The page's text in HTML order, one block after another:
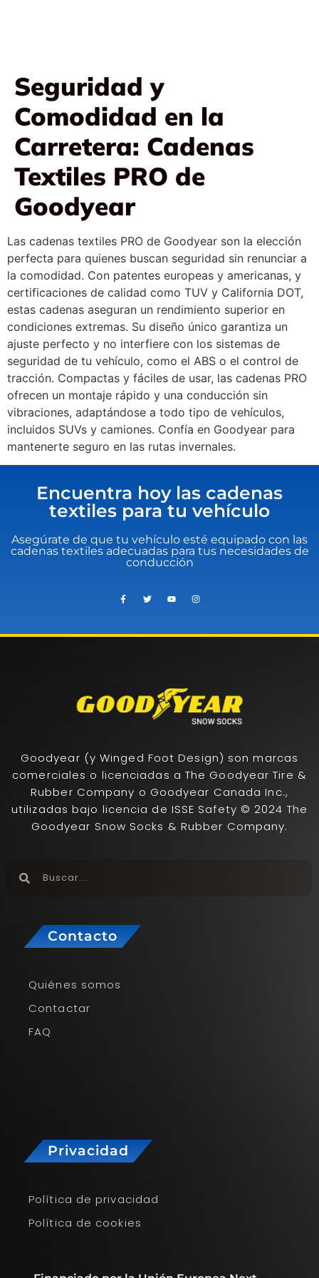
Seguridad y
Comodidad en la
Carretera: Cadenas
Textiles PRO de
Goodyear
Las cadenas textiles PRO de Goodyear son la elección
perfecta para quienes buscan seguridad sin renunciar a
la comodidad. Con patentes europeas y americanas, y
certificaciones de calidad como TUV y California DOT,
estas cadenas aseguran un rendimiento superior en
condiciones extremas. Su diseño único garantiza un
ajuste perfecto y no interfiere con los sistemas de
seguridad de tu vehículo, como el ABS o el control de
tracción. Compactas y fáciles de usar, las cadenas PRO
ofrecen un montaje rápido y una conducción sin
vibraciones, adaptándose a todo tipo de vehículos,
incluidos SUVs y camiones. Confía en Goodyear para
mantenerte seguro en las rutas invernales.
Encuentra hoy las cadenas
textiles para tu vehículo
Asegúrate de que tu vehículo esté equipado con las
cadenas textiles adecuadas para tus necesidades de
conducción
Goodyear (y Winged Foot Design) son marcas
comerciales o licenciadas a The Goodyear Tire &
Rubber Company o Goodyear Canada Inc.,
utilizadas bajo licencia de ISSE Safety © 2024 The
Goodyear Snow Socks & Rubber Company.
Contacto
Quiénes somos
Contactar
FAQ
Privacidad
Política de privacidad
Política de cookies